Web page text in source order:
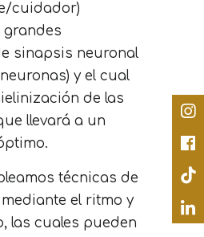
cuidador)
sinapsis neuronal
y el cual
de las
llevará a un
técnicas de
el ritmo y
las cuales pueden